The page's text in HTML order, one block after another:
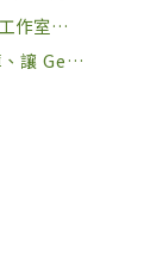
室九種
讓知識
讓 Gem